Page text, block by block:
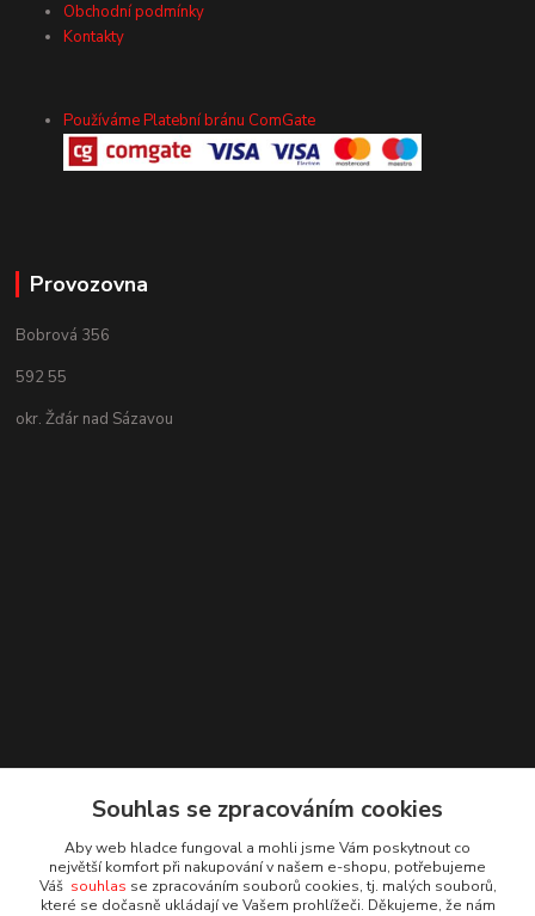
Obchodní podmínky
Kontakty
Používáme Platební bránu ComGate
Provozovna
Bobrová 356
592 55
okr. Žďár nad Sázavou
Souhlas se zpracováním cookies
Aby web hladce fungoval a mohli jsme Vám poskytnout co
největší komfort při nakupování v našem e-shopu, potřebujeme
Váš souhlas se zpracováním souborů cookies, tj. malých souborů,
které se dočasně ukládají ve Vašem prohlížeči. Děkujeme, že nám